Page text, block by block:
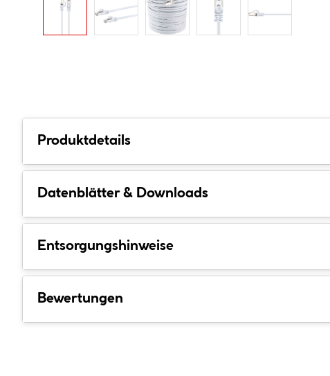
Produktdetails
Datenblätter & Downloads
Entsorgungshinweise
Bewertungen